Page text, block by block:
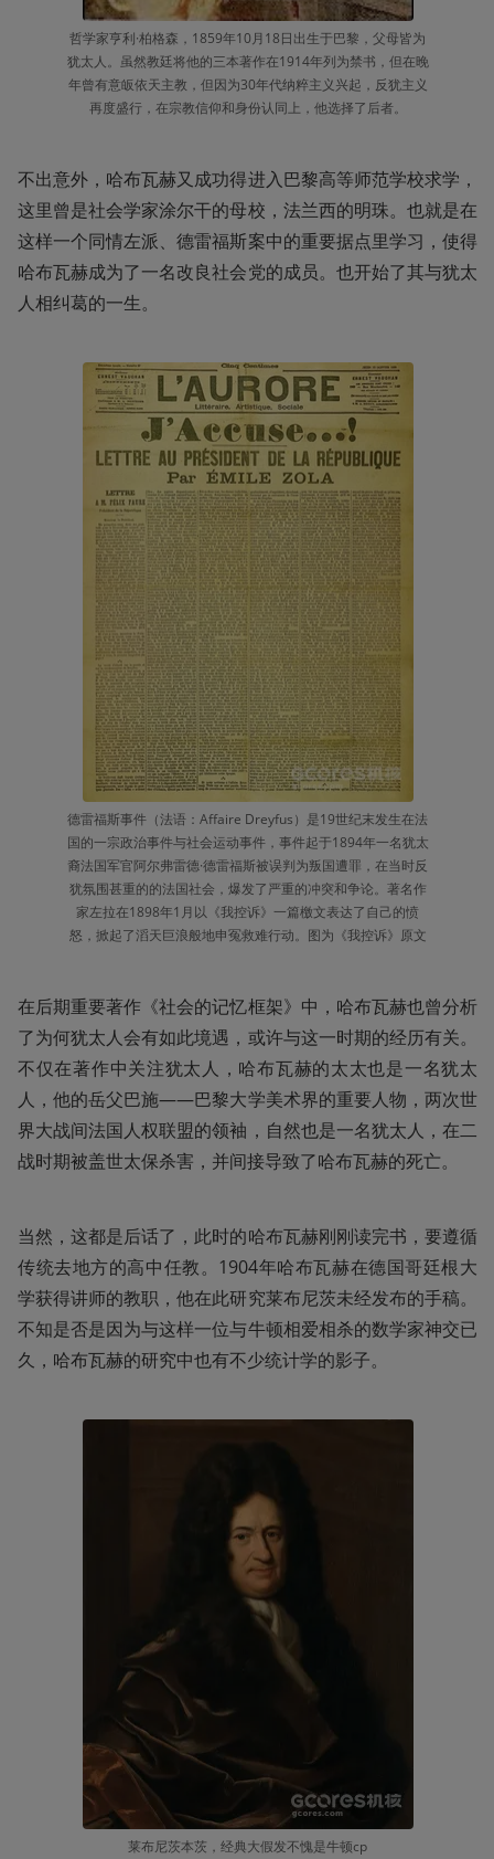
哲学家亨利·柏格森，1859年10月18日出生于巴黎，父母皆为
犹太人。虽然教廷将他的三本著作在1914年列为禁书，但在晚
年曾有意皈依天主教，但因为30年代纳粹主义兴起，反犹主义
再度盛行，在宗教信仰和身份认同上，他选择了后者。
不出意外，哈布瓦赫又成功得进入巴黎高等师范学校求学，
这里曾是社会学家涂尔干的母校，法兰西的明珠。也就是在
这样一个同情左派、德雷福斯案中的重要据点里学习，使得
哈布瓦赫成为了一名改良社会党的成员。也开始了其与犹太
人相纠葛的一生。
德雷福斯事件（法语：Affaire Dreyfus）是19世纪末发生在法
国的一宗政治事件与社会运动事件，事件起于1894年一名犹太
裔法国军官阿尔弗雷德·德雷福斯被误判为叛国遭罪，在当时反
犹氛围甚重的的法国社会，爆发了严重的冲突和争论。著名作
家左拉在1898年1月以《我控诉》一篇檄文表达了自己的愤
怒，掀起了滔天巨浪般地申冤救难行动。图为《我控诉》原文
在后期重要著作《社会的记忆框架》中，哈布瓦赫也曾分析
了为何犹太人会有如此境遇，或许与这一时期的经历有关。
不仅在著作中关注犹太人，哈布瓦赫的太太也是一名犹太
人，他的岳父巴施——巴黎大学美术界的重要人物，两次世
界大战间法国人权联盟的领袖，自然也是一名犹太人，在二
战时期被盖世太保杀害，并间接导致了哈布瓦赫的死亡。
当然，这都是后话了，此时的哈布瓦赫刚刚读完书，要遵循
传统去地方的高中任教。1904年哈布瓦赫在德国哥廷根大
学获得讲师的教职，他在此研究莱布尼茨未经发布的手稿。
不知是否是因为与这样一位与牛顿相爱相杀的数学家神交已
久，哈布瓦赫的研究中也有不少统计学的影子。
莱布尼茨本茨，经典大假发不愧是牛顿cp